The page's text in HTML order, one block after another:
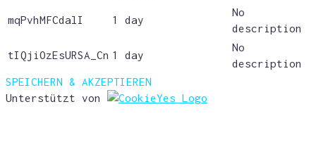
mqPvhMFCdalI 1 day
No
description
tIQjiOzEsURSA_Cn 1 day
No
description
SPEICHERN & AKZEPTIEREN
Unterstützt von